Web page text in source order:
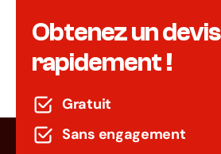
Obtenez un devis
rapidement !
Gratuit
Sans engagement